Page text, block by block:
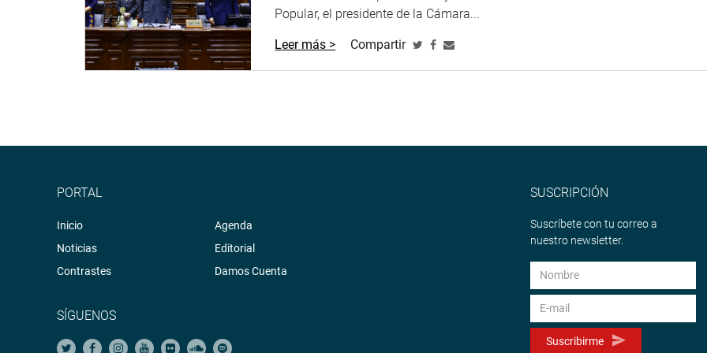
permitirá registrar perfiles de investigados por diversos delitos, internos en establecimientos penitenciarios,
víctimas desaparecidas, servidores públicos y otros casos asociados a la cooperación internacional.
OFICINA DE COMUNICACIONES E IMAGEN INSTITUCIONAL
Popular, el presidente de la Cámara...
Leer más > Compartir
PORTAL
Inicio
Noticias
Contrastes
Agenda
Editorial
Damos Cuenta
SÍGUENOS
SUSCRIPCIÓN
Suscríbete con tu correo a
nuestro newsletter.
Suscribirme